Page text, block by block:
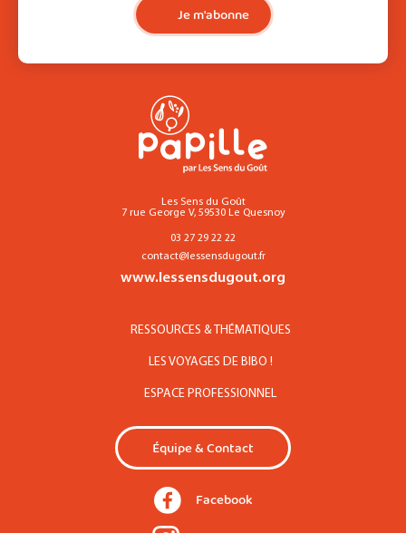
Je m'abonne
Les Sens du Goût
7 rue George V, 59530 Le Quesnoy
03 27 29 22 22
contact@lessensdugout.fr
www.lessensdugout.org
RESSOURCES & THÉMATIQUES
LES VOYAGES DE BIBO !
ESPACE PROFESSIONNEL
Équipe & Contact
Facebook